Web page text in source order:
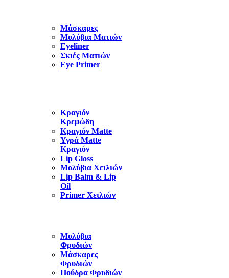
Μάσκαρες
Μολύβια Ματιών
Eyeliner
Σκιές Ματιών
Eye Primer
Κραγιόν
Κρεμώδη
Κραγιόν Matte
Υγρά Matte
Κραγιόν
Lip Gloss
Μολύβια Χειλιών
Lip Balm & Lip
Oil
Primer Χειλιών
Μολύβια
Φρυδιών
Μάσκαρες
Φρυδιών
Πούδρα Φρυδιών